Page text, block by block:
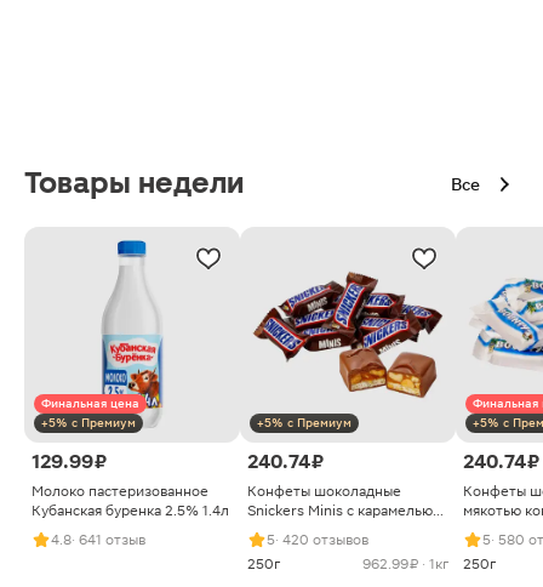
Товары недели Все
Финальная цена
+5% с Премиум
129.99 ₽
Молоко пастеризованное
Кубанская буренка 2.5% 1.4л
4.8· 641 отзыв
+5% с Премиум
240.74 ₽
Конфеты шоколадные
Snickers Minis с карамелью
арахисом и нугой
5· 420 отзывов
250г
962.99 ₽ · 1кг
Финальная
+5% с
240.74 ₽
Конфеты
мякотью
5· 580
250г